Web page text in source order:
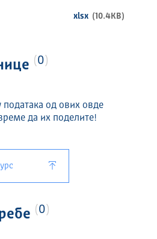
xlsx (10.4KB)
0
од ових овде
да их поделите!
0